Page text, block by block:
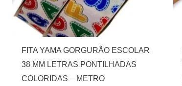
FITA YAMA GORGURÃO ESCOLAR
38 MM LETRAS PONTILHADAS
COLORIDAS – METRO